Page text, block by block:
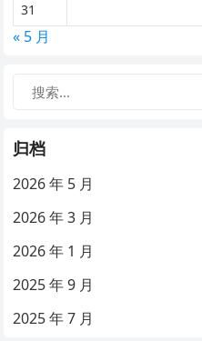
31
« 5 月
归档
2026 年 5 月
2026 年 3 月
2026 年 1 月
2025 年 9 月
2025 年 7 月